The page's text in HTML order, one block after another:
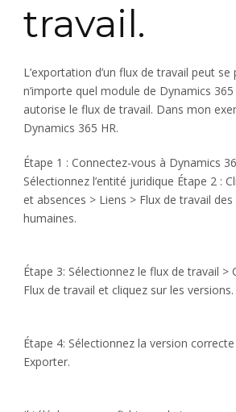
travail.
L’exportation d’un flux de travail peut se
n’importe quel module de Dynamics
autorise le flux de travail. Dans mon
Dynamics 365 HR.
Étape 1 : Connectez-vous à Dynamics
Sélectionnez l’entité juridique Étape 2 :
et absences > Liens > Flux de travail
humaines.
Étape 3: Sélectionnez le flux de travail >
Flux de travail et cliquez sur les versions.
Étape 4: Sélectionnez la version
Exporter.